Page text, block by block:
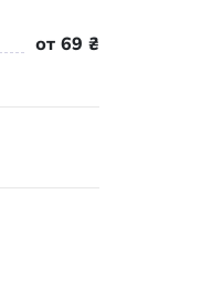
от 69 ₴